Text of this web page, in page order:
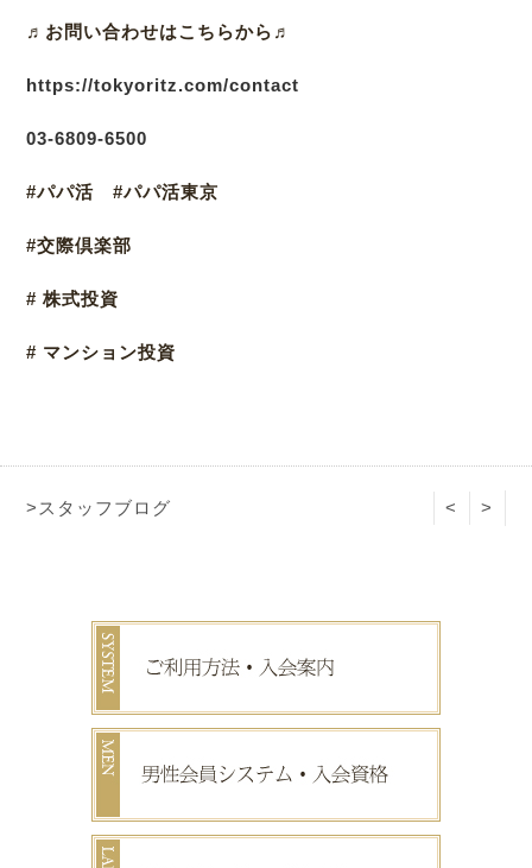
♬ お問い合わせはこちらから♬
https://tokyoritz.com/contact
03-6809-6500
#パパ活 #パパ活東京
#交際倶楽部
# 株式投資
# マンション投資
>スタッフブログ < >